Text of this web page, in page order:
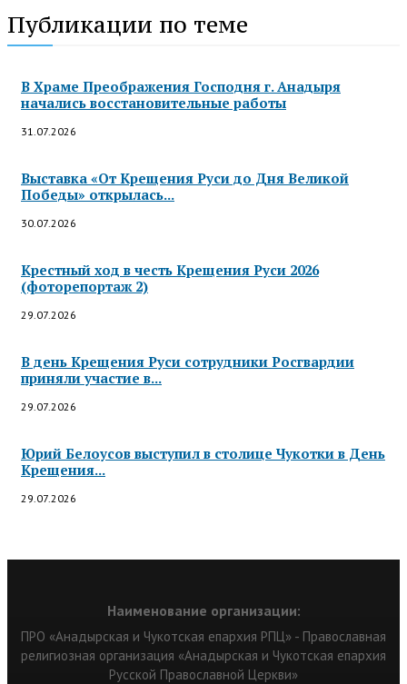
Публикации по теме
В Храме Преображения Господня г. Анадыря
начались восстановительные работы
31.07.2026
Выставка «От Крещения Руси до Дня Великой
Победы» открылась...
30.07.2026
Крестный ход в честь Крещения Руси 2026
(фоторепортаж 2)
29.07.2026
В день Крещения Руси сотрудники Росгвардии
приняли участие в...
29.07.2026
Юрий Белоусов выступил в столице Чукотки в День
Крещения...
29.07.2026
Наименование организации:
ПРО «Анадырская и Чукотская епархия РПЦ» - Православная
религиозная организация «Анадырская и Чукотская епархия
Русской Православной Церкви»